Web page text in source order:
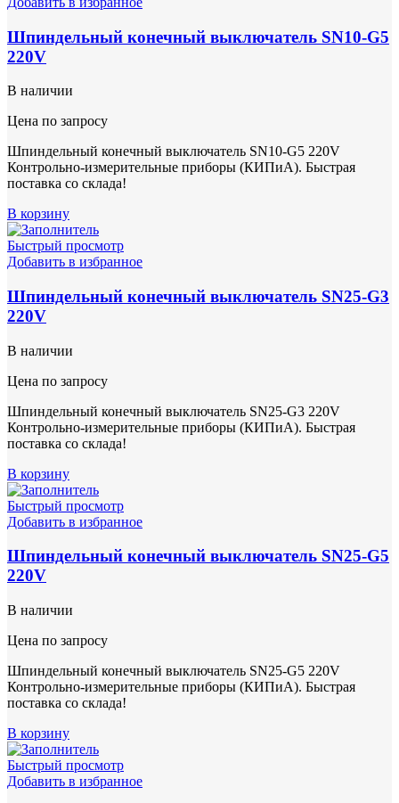
Шпиндельный конечный выключатель SN10-G5
220V
В наличии
Цена по запросу
Шпиндельный конечный выключатель SN10-G5 220V
Контрольно-измерительные приборы (КИПиА). Быстрая
поставка со склада!
В корзину
Быстрый просмотр
Добавить в избранное
Шпиндельный конечный выключатель SN25-G3
220V
В наличии
Цена по запросу
Шпиндельный конечный выключатель SN25-G3 220V
Контрольно-измерительные приборы (КИПиА). Быстрая
поставка со склада!
В корзину
Быстрый просмотр
Добавить в избранное
Шпиндельный конечный выключатель SN25-G5
220V
В наличии
Цена по запросу
Шпиндельный конечный выключатель SN25-G5 220V
Контрольно-измерительные приборы (КИПиА). Быстрая
поставка со склада!
В корзину
Быстрый просмотр
Добавить в избранное